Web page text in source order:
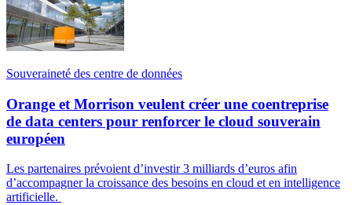
Souveraineté des centre de données
Orange et Morrison veulent créer une coentreprise
de data centers pour renforcer le cloud souverain
européen
Les partenaires prévoient d’investir 3 milliards d’euros afin
d’accompagner la croissance des besoins en cloud et en intelligence
artificielle.